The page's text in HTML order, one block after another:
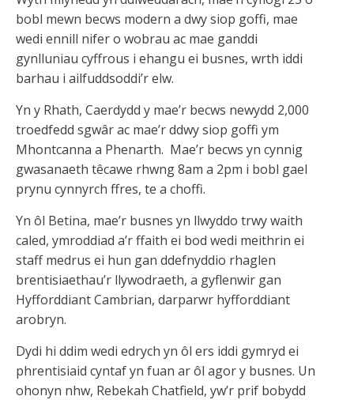
bobl mewn becws modern a dwy siop goffi, mae
wedi ennill nifer o wobrau ac mae ganddi
gynlluniau cyffrous i ehangu ei busnes, wrth iddi
barhau i ailfuddsoddi’r elw.
Yn y Rhath, Caerdydd y mae’r becws newydd 2,000
troedfedd sgwâr ac mae’r ddwy siop goffi ym
Mhontcanna a Phenarth. Mae’r becws yn cynnig
gwasanaeth têcawe rhwng 8am a 2pm i bobl gael
prynu cynnyrch ffres, te a choffi.
Yn ôl Betina, mae’r busnes yn llwyddo trwy waith
caled, ymroddiad a’r ffaith ei bod wedi meithrin ei
staff medrus ei hun gan ddefnyddio rhaglen
brentisiaethau’r llywodraeth, a gyflenwir gan
Hyfforddiant Cambrian, darparwr hyfforddiant
arobryn.
Dydi hi ddim wedi edrych yn ôl ers iddi gymryd ei
phrentisiaid cyntaf yn fuan ar ôl agor y busnes. Un
ohonyn nhw, Rebekah Chatfield, yw’r prif bobydd